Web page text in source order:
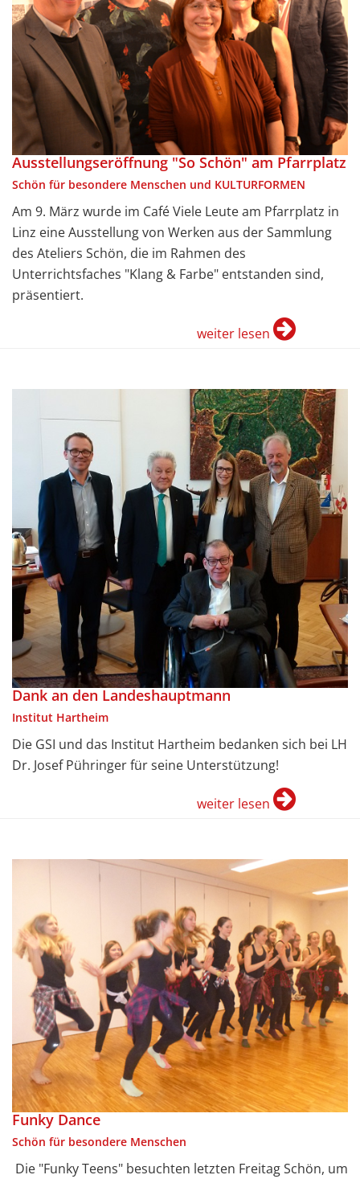
Ausstellungseröffnung "So Schön" am Pfarrplatz
Schön für besondere Menschen und KULTURFORMEN
Am 9. März wurde im Café Viele Leute am Pfarrplatz in
Linz eine Ausstellung von Werken aus der Sammlung
des Ateliers Schön, die im Rahmen des
Unterrichtsfaches "Klang & Farbe" entstanden sind,
präsentiert.
weiter lesen
Dank an den Landeshauptmann
Institut Hartheim
Die GSI und das Institut Hartheim bedanken sich bei LH
Dr. Josef Pühringer für seine Unterstützung!
weiter lesen
Funky Dance
Schön für besondere Menschen
Die "Funky Teens" besuchten letzten Freitag Schön, um